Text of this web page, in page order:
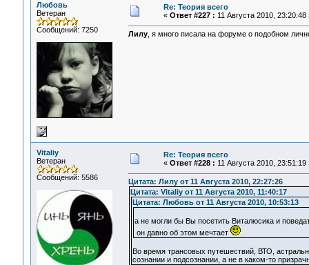
Любовь
Ветеран
Сообщений: 7250
Re: Теория всего
« Ответ #227 : 11 Августа 2010, 23:20:48
Лилу, я много писала на форуме о подобном
Vitaliy
Ветеран
Сообщений: 5586
Re: Теория всего
« Ответ #228 : 11 Августа 2010, 23:51:19
Цитата: Лилу от 11 Августа 2010, 22:27:26
Цитата: Vitaliy от 11 Августа 2010, 11:40:17
Цитата: Любовь от 11 Августа 2010, 10:53:13
а не могли бы Вы посетить Виталюсика и
он давно об этом мечтает
Во время трансовых путешествий, ВТО,
сознании и подсознании, а не в каком-то